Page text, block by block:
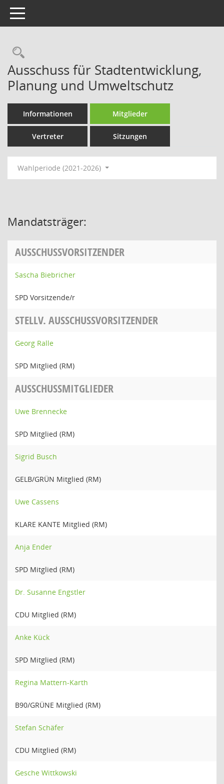
Toggle navigation
Rechercheauswahl
Ausschuss für Stadtentwicklung,
Planung und Umweltschutz
Informationen Mitglieder
Vertreter Sitzungen
Wahlperiode (2021-2026)
Mandatsträger:
AUSSCHUSSVORSITZENDER
Sascha Biebricher
SPD Vorsitzende/r
STELLV. AUSSCHUSSVORSITZENDER
Georg Ralle
SPD Mitglied (RM)
AUSSCHUSSMITGLIEDER
Uwe Brennecke
SPD Mitglied (RM)
Sigrid Busch
GELB/GRÜN Mitglied (RM)
Uwe Cassens
KLARE KANTE Mitglied (RM)
Anja Ender
SPD Mitglied (RM)
Dr. Susanne Engstler
CDU Mitglied (RM)
Anke Kück
SPD Mitglied (RM)
Regina Mattern-Karth
B90/GRÜNE Mitglied (RM)
Stefan Schäfer
CDU Mitglied (RM)
Gesche Wittkowski